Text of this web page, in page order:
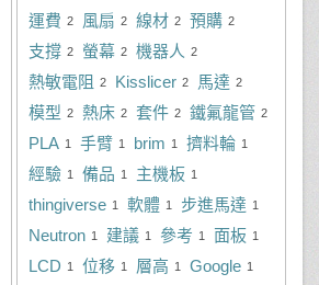
2
運費 2
風扇 2
線材 2
預購
2
支撐 2
螢幕 2
機器人
2
熱敏電阻 2
Kisslicer 2
馬達
2
模型 2
熱床 2
套件 2
鐵氟龍管
1
PLA 1
手臂 1
brim 1
擠料輪
1
經驗 1
備品 1
主機板
1
thingiverse 1
軟體 1
步進馬達
1
Neutron 1
建議 1
參考 1
面板
1
LCD 1
位移 1
層高 1
Google